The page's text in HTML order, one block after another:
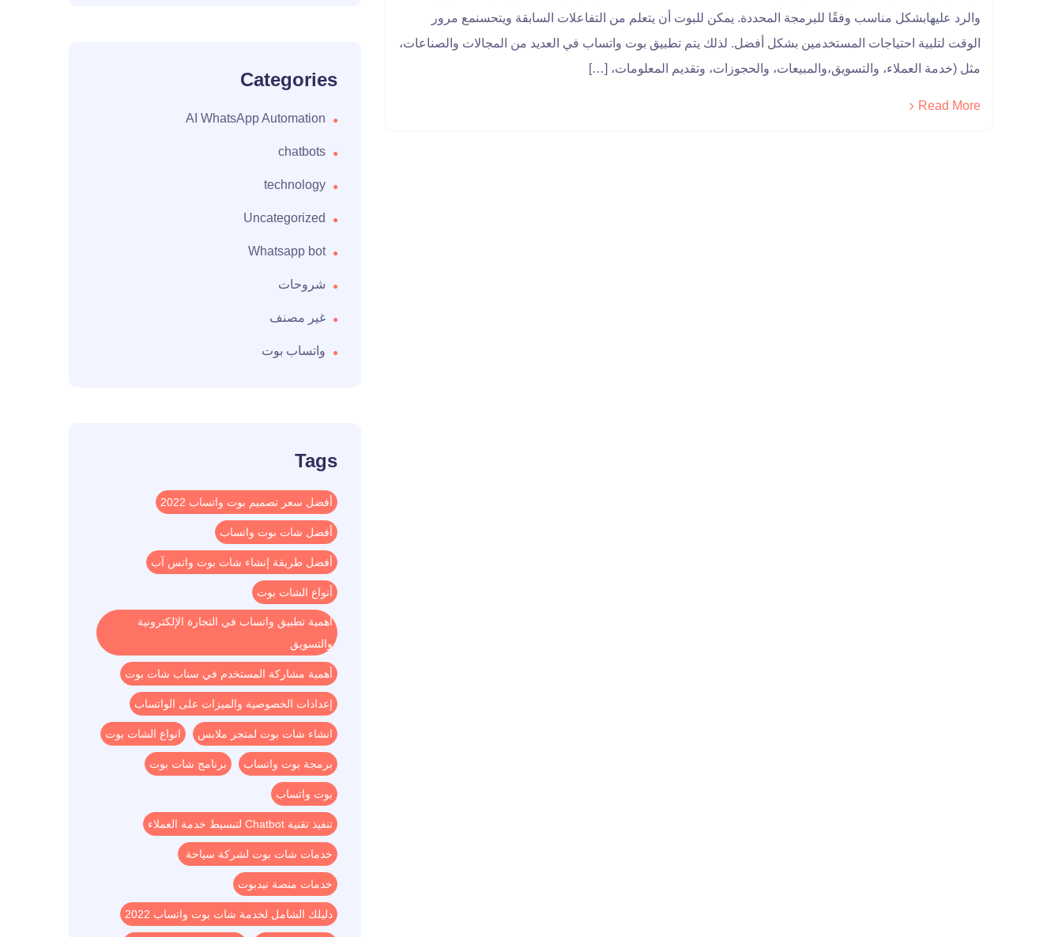
والرد عليهابشكل مناسب وفقًا للبرمجة المحددة. يمكن للبوت أن يتعلم من التفاعلات السابقة ويتحسنمع مرور
الوقت لتلبية احتياجات المستخدمين بشكل أفضل. لذلك يتم تطبيق بوت واتساب في العديد من المجالات والصناعات،
مثل (خدمة العملاء، والتسويق،والمبيعات، والحجوزات، وتقديم المعلومات، […]
Read More
Categories
AI WhatsApp Automation
chatbots
technology
Uncategorized
Whatsapp bot
شروحات
غير مصنف
واتساب بوت
Tags
أفضل سعر تصميم بوت واتساب 2022
أفضل شات بوت واتساب
أفضل طريقة إنشاء شات بوت واتس آب
أنواع الشات بوت
أهمية تطبيق واتساب في التجارة الإلكترونية
والتسويق
أهمية مشاركة المستخدم في سناب شات بوت
إعدادات الخصوصية والميزات على الواتساب
انشاء شات بوت لمتجر ملابس انواع الشات بوت
برمجة بوت واتساب برنامج شات بوت
بوت واتساب
تنفيذ تقنية Chatbot لتبسيط خدمة العملاء
خدمات شات بوت لشركة سياحة
خدمات منصة نيدبوت
دليلك الشامل لخدمة شات بوت واتساب 2022